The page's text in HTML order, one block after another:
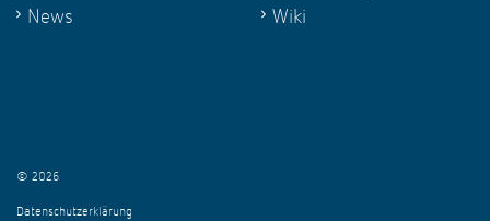
News
Wiki
© 2026
Datenschutzerklärung